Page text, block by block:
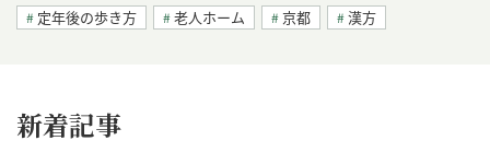
定年後の歩き方
老人ホーム 京都 漢方
新着記事